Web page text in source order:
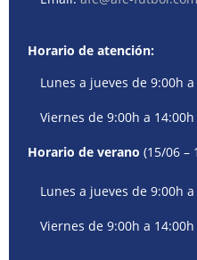
Horario de atención:
Lunes a jueves de 9:00h
Viernes de 9:00h a 14:00h
Horario de verano (15/06 –
Lunes a jueves de 9:00h
Viernes de 9:00h a 14:00h